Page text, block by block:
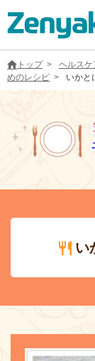
グループにつ
ヘルスケア
採用情報
お問い合わせ
トップ ヘルスケ
めのレシピ
いかと
い